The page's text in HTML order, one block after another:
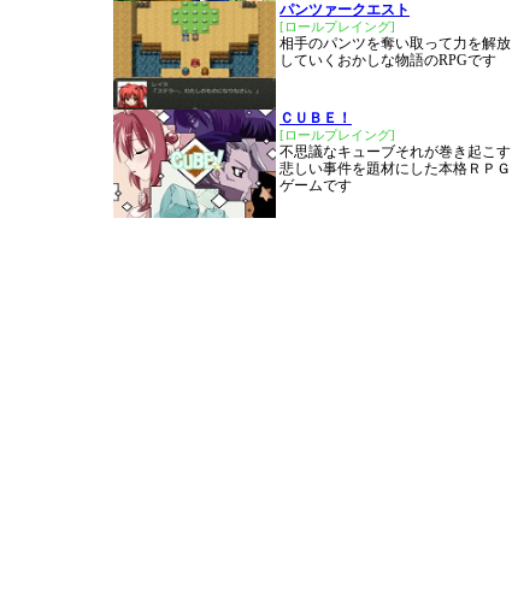
パンツァークエスト
[ロールプレイング]
相手のパンツを奪い取って力を解放
していくおかしな物語のRPGです
ＣＵＢＥ！
[ロールプレイング]
不思議なキューブそれが巻き起こす
悲しい事件を題材にした本格ＲＰＧ
ゲームです